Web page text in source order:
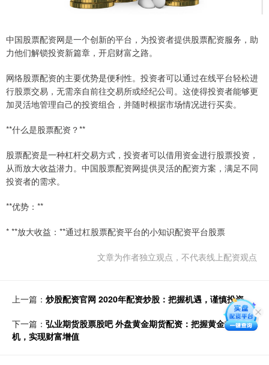
中国股票配资网是一个创新的平台，为投资者提供股票配资服务，助
力他们解锁投资新篇章，开启财富之路。
网络股票配资的主要优势是便利性。投资者可以通过在线平台轻松进
行股票交易，无需亲自前往交易所或经纪公司。这使得投资者能够更
加灵活地管理自己的投资组合，并随时根据市场情况进行买卖。
**什么是股票配资？**
股票配资是一种杠杆交易方式，投资者可以借用资金进行股票投资，
从而放大收益潜力。中国股票配资网提供灵活的配资方案，满足不同
投资者的需求。
**优势：**
* **放大收益：**通过杠股票配资平台的小知识配资平台股票
文章为作者独立观点，不代表线上配资观点
上一篇： 炒股配资官网 2020年配资炒股：把握机遇，谨慎投资
下一篇： 弘业期货股票股吧 外盘黄金期货配资：把握黄金投资良
机，实现财富增值